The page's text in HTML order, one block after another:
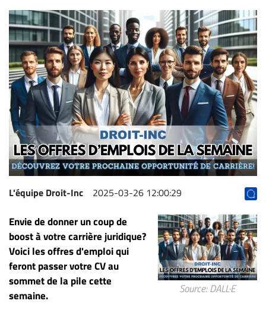
Bureaux
Conseillers
Juridiques
Campus
Carrière
Archives
CARRIÈRE
ET
EMPLOIS
AVOCATS
JURISTES
Offres
d'emploi
Formation
Continue
L'équipe Droit-Inc 2025-03-26 12:00:29
Source: DALL·E
Envie de donner un coup de
boost à votre carrière juridique?
Voici les offres d'emploi qui
feront passer votre CV au
sommet de la pile cette
semaine.